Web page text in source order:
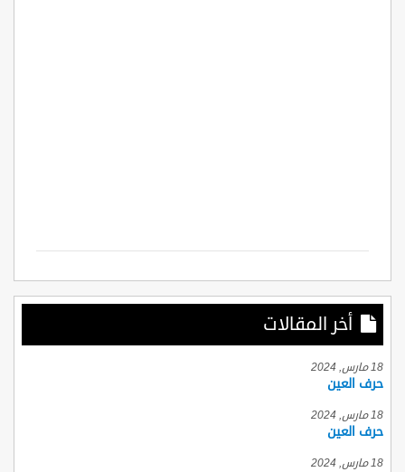
أخر المقالات
18 مارس, 2024
حرف العين
18 مارس, 2024
حرف العين
18 مارس, 2024